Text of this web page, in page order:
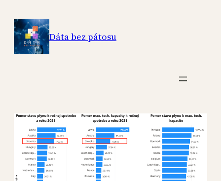
content
Dáta bez pátosu